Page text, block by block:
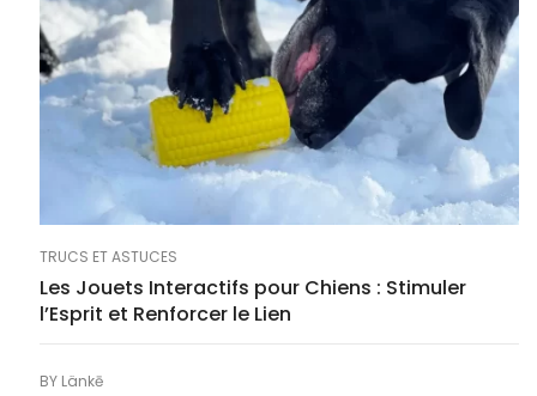
TRUCS ET ASTUCES
Les Jouets Interactifs pour Chiens : Stimuler
l’Esprit et Renforcer le Lien
BY Länkē